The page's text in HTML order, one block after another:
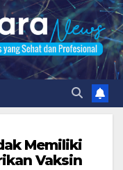
Memiliki
Vaksin